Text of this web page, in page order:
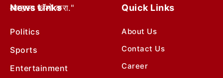
आम्हाला फॉलो करा."
News Links
Politics
Sports
Entertainment
Quick Links
About Us
Contact Us
Career